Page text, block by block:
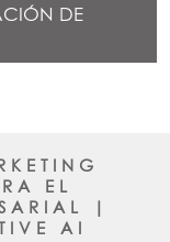
DE
EL
|
AI